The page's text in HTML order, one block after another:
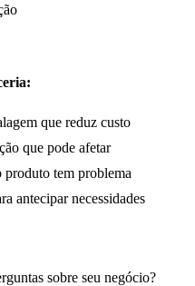
que reduz custo
que pode afetar
tem problema
antecipar necessidades
sobre seu negócio?